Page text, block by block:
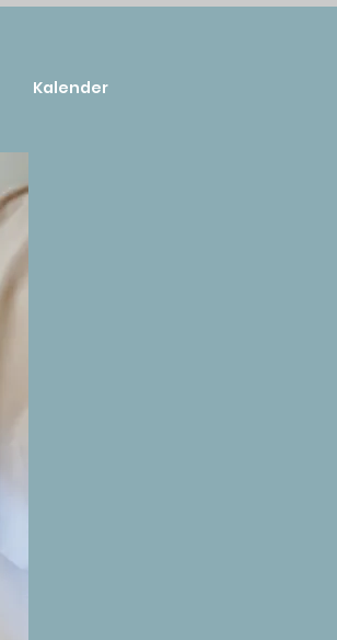
Kalender